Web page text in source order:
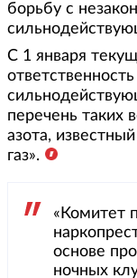
борьбу с
С 1 января
перечень таких
азота,
газ».
«Комитет
основе
ночных